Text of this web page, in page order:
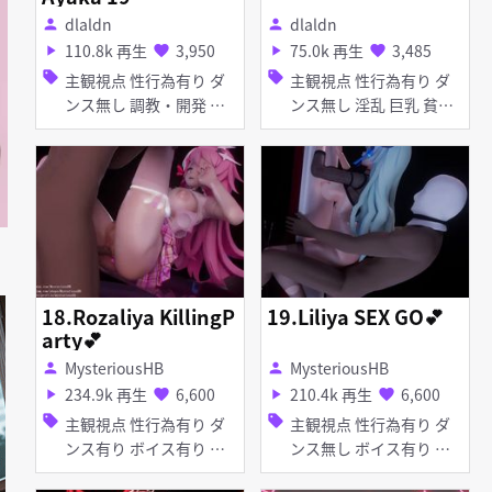
person dlaldn
play_arrow 110.8k 再生 favorite 3,950
sell 主観視点 性行為有り ダ
ンス無し 調教・開発 淫
乱 タイツ・ストッキング
バニーガール アヘ顔 お
漏らし・潮吹き 乱交
person dlaldn
play_arrow 75.0k 再生 favorite 3,485
sell 主観視点 性行為有り ダ
ンス無し 淫乱 巨乳 貧乳
ぷに タイツ・ストッキン
グ バイブ・ローター お
漏らし・潮吹き 手コキ
乱交
18.Rozaliya KillingP
arty💕
person MysteriousHB
play_arrow 234.9k 再生 favorite 6,600
sell 主観視点 性行為有り ダ
ンス有り ボイス有り 淫
乱 巨乳 痴女・ビッチ タ
19.Liliya SEX GO💕
person MysteriousHB
play_arrow 210.4k 再生 favorite 6,600
sell 主観視点 性行為有り ダ
ンス無し ボイス有り 淫
乱 淫紋 巨乳 痴女・ビッ